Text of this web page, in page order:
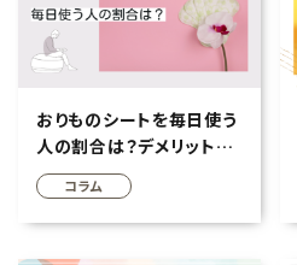
フェムケア
キッズ・ベビー・マタニティ
キッチン用品
おりものシートを毎日使う
人の割合は？デメリットは
ある？人には聞けない女性
の悩みを徹底解消
コラム